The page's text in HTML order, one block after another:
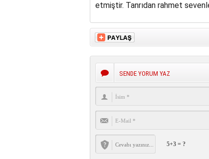
etmiştir. Tanrıdan rahmet
SENDE YORUM YAZ
5+3 = ?